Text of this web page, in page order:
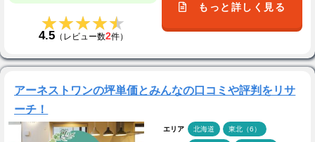
★★★★★
★★★★★
4.5（レビュー数2件）
もっと詳しく見る
アーネストワンの坪単価とみんなの口コミや評判をリサ
ーチ！
エリア 北海道 東北（6）